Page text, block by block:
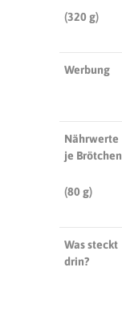
(320 g)
Werbung
Nährwerte
je Brötchen
(80 g)
Was steckt
drin?